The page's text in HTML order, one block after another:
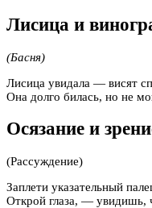
Лисица и
(Басня)
Лисица увидала — висят
Она долго билась, но не
Осязание и
(Рассуждение)
Заплети указательный
Открой глаза, — увидишь,